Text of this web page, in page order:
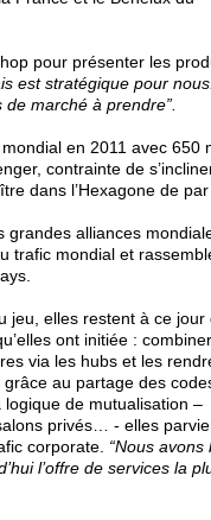
pour présenter les
est stratégique pour
marché à prendre”.
en 2011 avec 650
contrainte de
dans l’Hexagone de
grandes alliances
trafic mondial et
jeu, elles restent à ce jour
ont initiée :
via les hubs et les
au partage des
de mutualisation –
privés… - elles
corporate. “Nous avons
l’offre de services la